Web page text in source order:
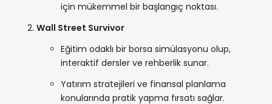
için mükemmel bir başlangıç noktası.
Wall Street Survivor
Eğitim odaklı bir borsa simülasyonu olup,
interaktif dersler ve rehberlik sunar.
Yatırım stratejileri ve finansal planlama
konularında pratik yapma fırsatı sağlar.